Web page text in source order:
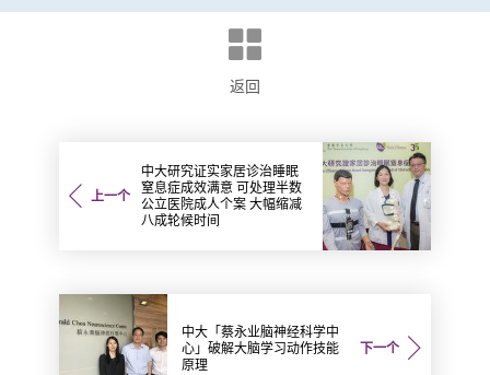
返回
上一个
中大研究证实家居诊治睡眠
窒息症成效满意 可处理半数
公立医院成人个案 大幅缩减
八成轮候时间
下一个
中大「蔡永业脑神经科学中
心」破解大脑学习动作技能
原理